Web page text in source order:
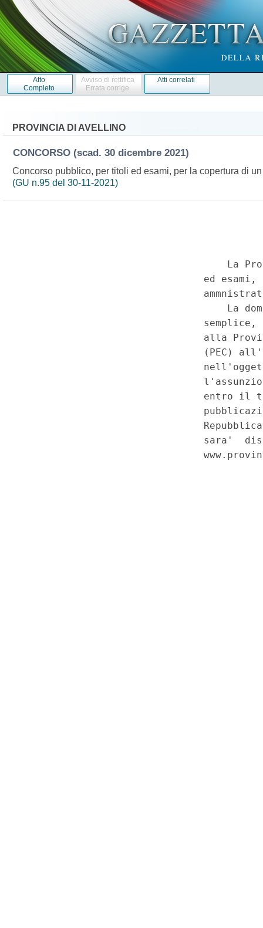
Atto
Completo
Avviso di rettifica
Errata corrige
Atti correlati
PROVINCIA DI AVELLINO
CONCORSO (scad. 30 dicembre 2021)
Concorso pubblico, per titoli ed esami, per la copertura di
(GU n.95 del 30-11-2021)